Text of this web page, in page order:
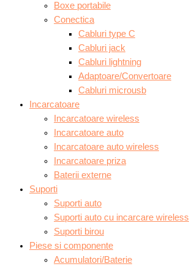
Boxe portabile
Conectica
Cabluri type C
Cabluri jack
Cabluri lightning
Adaptoare/Convertoare
Cabluri microusb
Incarcatoare
Incarcatoare wireless
Incarcatoare auto
Incarcatoare auto wireless
Incarcatoare priza
Baterii externe
Suporti
Suporti auto
Suporti auto cu incarcare wireless
Suporti birou
Piese si componente
Acumulatori/Baterie